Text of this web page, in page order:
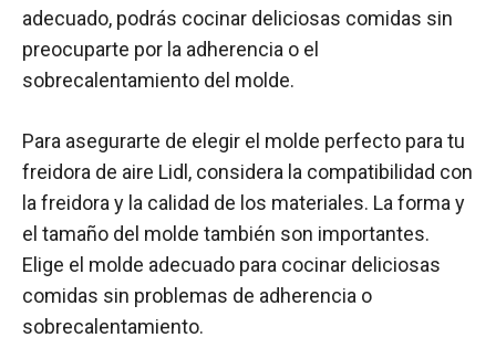
adecuado, podrás cocinar deliciosas comidas sin
preocuparte por la adherencia o el
sobrecalentamiento del molde.
Para asegurarte de elegir el molde perfecto para tu
freidora de aire Lidl, considera la compatibilidad con
la freidora y la calidad de los materiales. La forma y
el tamaño del molde también son importantes.
Elige el molde adecuado para cocinar deliciosas
comidas sin problemas de adherencia o
sobrecalentamiento.